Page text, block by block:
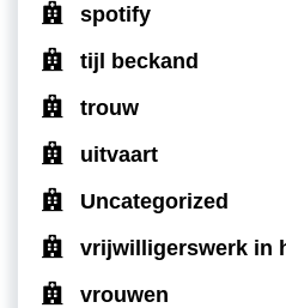
spotify
tijl beckand
trouw
uitvaart
Uncategorized
vrijwilligerswerk in
vrouwen